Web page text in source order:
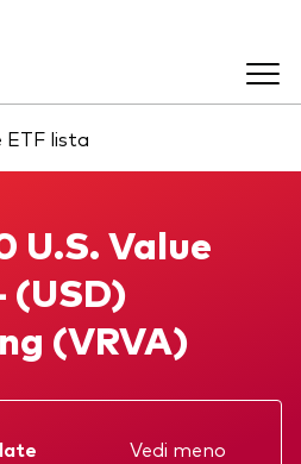
investire
ETF lista
ETF
U.S. Value
(USD)
(VRVA)
Vedi meno